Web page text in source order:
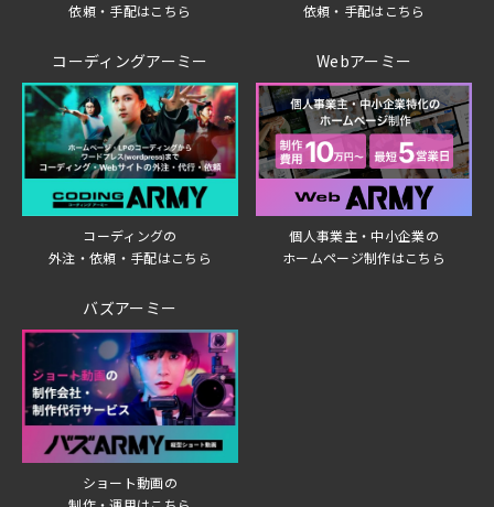
依頼・手配はこちら
依頼・手配はこちら
コーディングアーミー
コーディングの
外注・依頼・手配はこちら
Webアーミー
個人事業主・中小企業の
ホームページ制作はこちら
バズアーミー
ショート動画の